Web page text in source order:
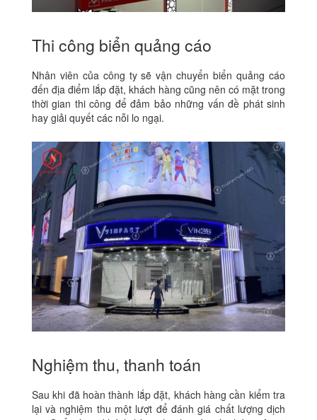
Thi công biển quảng cáo
Nhân viên của công ty sẽ vận chuyển biển quảng cáo
đến địa điểm lắp đặt, khách hàng cũng nên có mặt trong
thời gian thi công để đảm bảo những vấn đề phát sinh
hay giải quyết các nỗi lo ngại.
Nghiệm thu, thanh toán
Sau khi đã hoàn thành lắp đặt, khách hàng cần kiểm tra
lại và nghiệm thu một lượt để đánh giá chất lượng dịch